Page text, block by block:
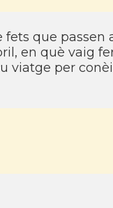
fets que passen
en què vaig
viatge per